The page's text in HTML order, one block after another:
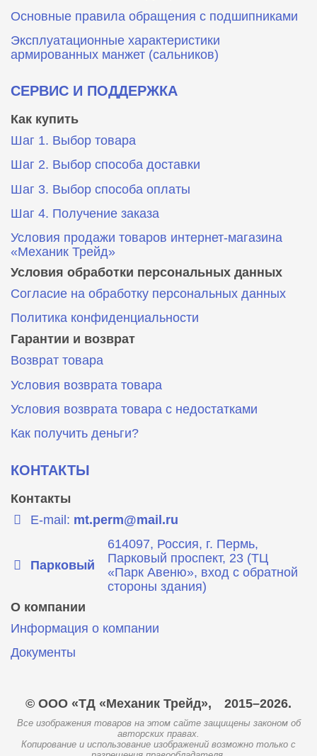
Основные правила обращения с подшипниками
Эксплуатационные характеристики
армированных манжет (сальников)
СЕРВИС И ПОДДЕРЖКА
Как купить
Шаг 1. Выбор товара
Шаг 2. Выбор способа доставки
Шаг 3. Выбор способа оплаты
Шаг 4. Получение заказа
Условия продажи товаров интернет-магазина
«Механик Трейд»
Условия обработки персональных данных
Согласие на обработку персональных данных
Политика конфиденциальности
Гарантии и возврат
Возврат товара
Условия возврата товара
Условия возврата товара с недостатками
Как получить деньги?
КОНТАКТЫ
Контакты
E-mail: mt.perm@mail.ru
Парковый
614097, Россия, г. Пермь,
Парковый проспект, 23 (ТЦ
«Парк Авеню», вход с обратной
стороны здания)
О компании
Информация о компании
Документы
© ООО «ТД «Механик Трейд», 2015–2026.
Все изображения товаров на этом сайте защищены законом об
авторских правах.
Копирование и использование изображений возможно только с